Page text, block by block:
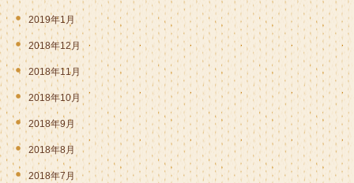
2019年1月
2018年12月
2018年11月
2018年10月
2018年9月
2018年8月
2018年7月